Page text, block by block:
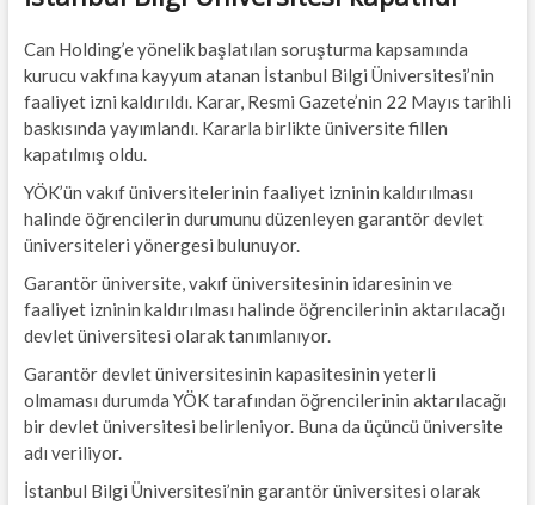
Can Holding’e yönelik başlatılan soruşturma kapsamında
kurucu vakfına kayyum atanan İstanbul Bilgi Üniversitesi’nin
faaliyet izni kaldırıldı. Karar, Resmi Gazete’nin 22 Mayıs tarihli
baskısında yayımlandı. Kararla birlikte üniversite fillen
kapatılmış oldu.
YÖK’ün vakıf üniversitelerinin faaliyet izninin kaldırılması
halinde öğrencilerin durumunu düzenleyen garantör devlet
üniversiteleri yönergesi bulunuyor.
Garantör üniversite, vakıf üniversitesinin idaresinin ve
faaliyet izninin kaldırılması halinde öğrencilerinin aktarılacağı
devlet üniversitesi olarak tanımlanıyor.
Garantör devlet üniversitesinin kapasitesinin yeterli
olmaması durumda YÖK tarafından öğrencilerinin aktarılacağı
bir devlet üniversitesi belirleniyor. Buna da üçüncü üniversite
adı veriliyor.
İstanbul Bilgi Üniversitesi’nin garantör üniversitesi olarak